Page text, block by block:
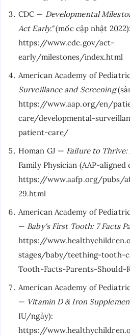
CDC — Developmental
Act Early."(mốc cập nhật 2022):
https://www.cdc.gov/act-
early/milestones/index.html
American Academy of
Surveillance and Screening
https://www.aap.org/en/
care/developmental-
patient-care/
Homan GJ — Failure to Thrive:
Family Physician (AAP-
https://www.aafp.org/pubs/
29.html
American Academy of
— Baby's First Tooth: 7 Facts
https://
stages/baby/teething-tooth-
Tooth-Facts-Parents-Should-
American Academy of
— Vitamin D & Iron
IU/ngày):
https://